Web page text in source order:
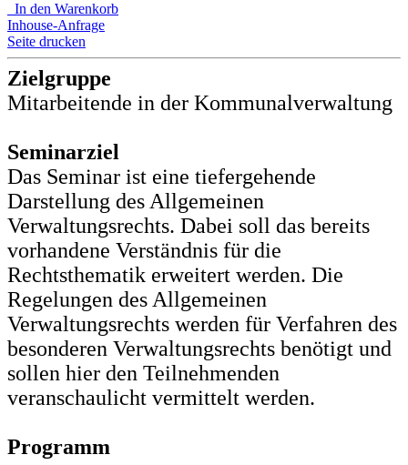
In den Warenkorb
Inhouse-Anfrage
Seite drucken
Zielgruppe
Mitarbeitende in der Kommunalverwaltung
Seminarziel
Das Seminar ist eine tiefergehende
Darstellung des Allgemeinen
Verwaltungsrechts. Dabei soll das bereits
vorhandene Verständnis für die
Rechtsthematik erweitert werden. Die
Regelungen des Allgemeinen
Verwaltungsrechts werden für Verfahren des
besonderen Verwaltungsrechts benötigt und
sollen hier den Teilnehmenden
veranschaulicht vermittelt werden.
Programm